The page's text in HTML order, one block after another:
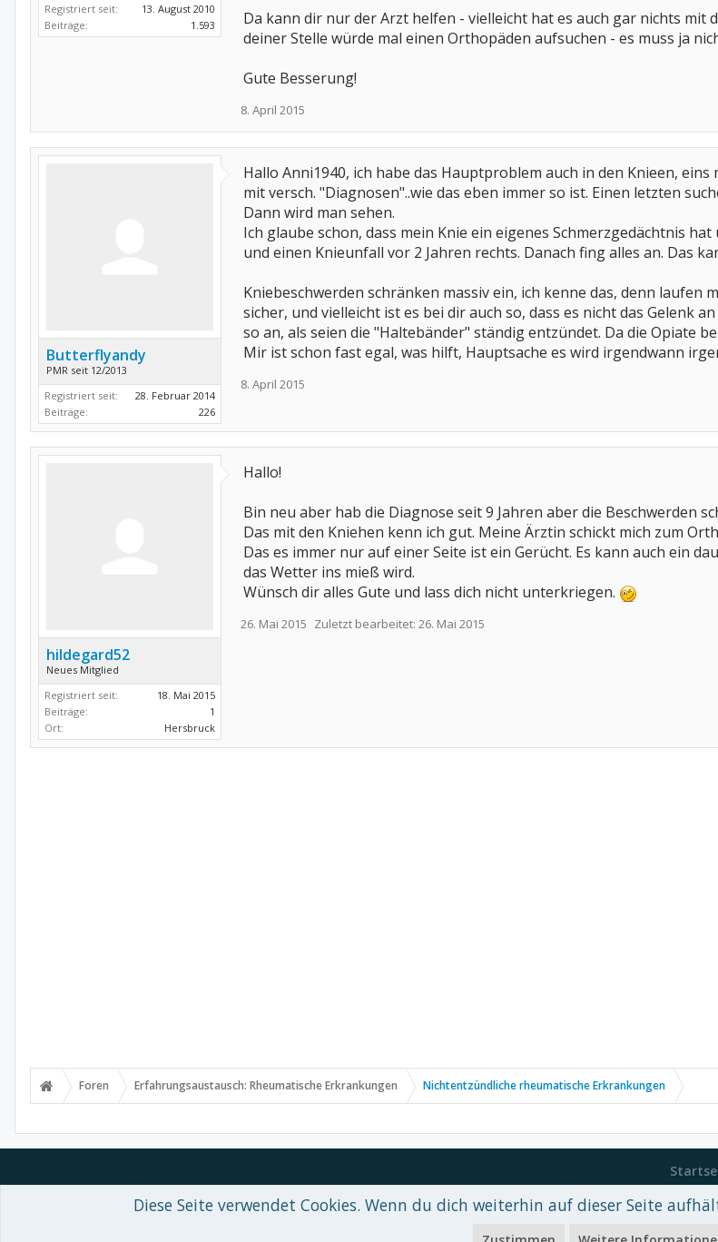
Registriert seit:
13. August 2010
Beiträge:
1.593
Da kann dir nur der Arzt helfen - vielleicht hat es auch gar nichts mit
deiner Stelle würde mal einen Orthopäden aufsuchen - es muss ja
Gute Besserung!
8. April 2015
Butterflyandy
PMR seit 12/2013
Registriert seit:
28. Februar 2014
Beiträge:
226
Hallo Anni1940, ich habe das Hauptproblem auch in den Knieen,
mit versch. "Diagnosen"..wie das eben immer so ist. Einen letzten
Dann wird man sehen.
Ich glaube schon, dass mein Knie ein eigenes Schmerzgedächtnis
und einen Knieunfall vor 2 Jahren rechts. Danach fing alles an. Das
Kniebeschwerden schränken massiv ein, ich kenne das, denn
sicher, und vielleicht ist es bei dir auch so, dass es nicht das Gelenk
so an, als seien die "Haltebänder" ständig entzündet. Da die Opiate
Mir ist schon fast egal, was hilft, Hauptsache es wird irgendwann
8. April 2015
hildegard52
Neues Mitglied
Registriert seit:
18. Mai 2015
Beiträge:
1
Ort:
Hersbruck
Hallo!
Bin neu aber hab die Diagnose seit 9 Jahren aber die Beschwerden
Das mit den Kniehen kenn ich gut. Meine Ärztin schickt mich zum
Das es immer nur auf einer Seite ist ein Gerücht. Es kann auch ein
das Wetter ins mieß wird.
Wünsch dir alles Gute und lass dich nicht unterkriegen.
26. Mai 2015 Zuletzt bearbeitet: 26. Mai 2015
Foren Erfahrungsaustausch: Rheumatische Erkrankungen Nichtentzündliche rheumatische Erkrankungen
Forum software by XenForo™© 2010-2018 XenForo Ltd.-Deutsch von xenDach©2010-2017
Diese Seite verwendet Cookies. Wenn du dich weiterhin auf dieser Seite